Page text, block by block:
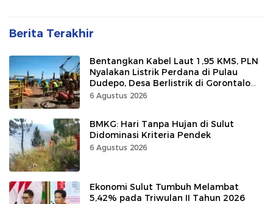
Berita Terakhir
Bentangkan Kabel Laut 1,95 KMS, PLN
Nyalakan Listrik Perdana di Pulau
Dudepo, Desa Berlistrik di Gorontalo
100 Persen
6 Agustus 2026
BMKG: Hari Tanpa Hujan di Sulut
Didominasi Kriteria Pendek
6 Agustus 2026
Ekonomi Sulut Tumbuh Melambat
5,42% pada Triwulan II Tahun 2026